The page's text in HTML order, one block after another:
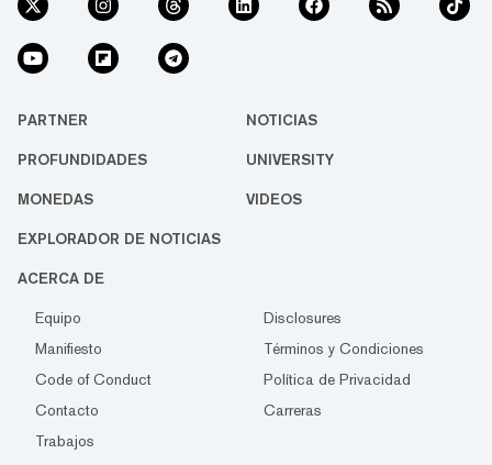
PARTNER NOTICIAS
PROFUNDIDADES UNIVERSITY
MONEDAS VIDEOS
EXPLORADOR DE NOTICIAS
ACERCA DE
Equipo
Disclosures
Manifiesto
Términos y Condiciones
Code of Conduct
Política de Privacidad
Contacto
Carreras
Trabajos